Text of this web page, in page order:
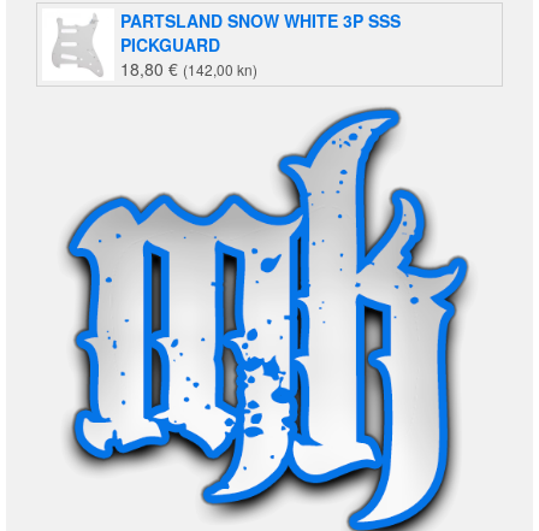
PARTSLAND SNOW WHITE 3P SSS
PICKGUARD
18,80 € (142,00 kn)